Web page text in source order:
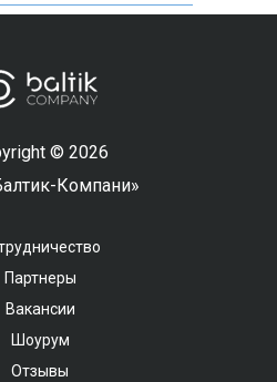
© 2026
Компани»
Партнеры
Вакансии
Шоурум
Отзывы